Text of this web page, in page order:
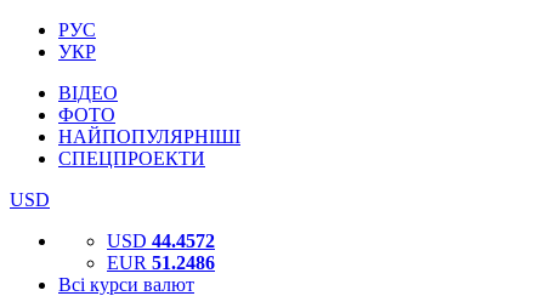
РУС
УКР
ВІДЕО
ФОТО
НАЙПОПУЛЯРНІШІ
СПЕЦПРОЕКТИ
USD
USD 44.4572
EUR 51.2486
Всі курси валют